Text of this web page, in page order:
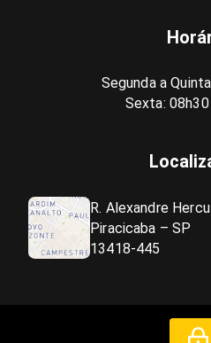
Segunda a
Sexta:
R. Alexandre
Piracicaba – SP
13418-445